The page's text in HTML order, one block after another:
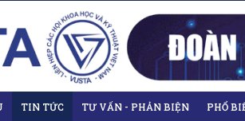
TIN TỨC TƯ VẤN - PHẢN BIỆN PHỔ